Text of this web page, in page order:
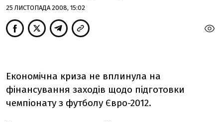
25 ЛИСТОПАДА 2008, 15:02
Економічна криза не вплинула на
фінансування заходів щодо підготовки
чемпіонату з футболу Євро-2012.